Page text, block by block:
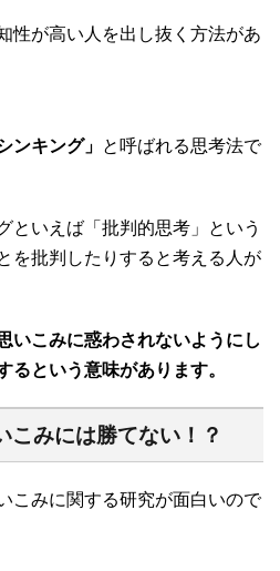
性が高い人を出し抜く方法があ
ンキング」 と呼ばれる思考法で
といえば「批判的思考」という
を批判したりすると考える人が
いこみに惑わされないようにし
るという意味があります。
こみには勝てない！？
こみに関する研究が面白いので